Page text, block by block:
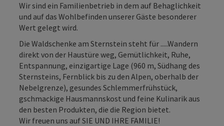
Wir sind ein Familienbetrieb in dem auf Behaglichkeit
und auf das Wohlbefinden unserer Gäste besonderer
Wert gelegt wird.
Die Waldschenke am Sternstein steht für .....Wandern
direkt von der Haustüre weg, Gemütlichkeit, Ruhe,
Entspannung, einzigartige Lage (960 m, Südhang des
Sternsteins, Fernblick bis zu den Alpen, oberhalb der
Nebelgrenze), gesundes Schlemmerfrühstück,
gschmackige Hausmannskost und feine Kulinarik aus
den besten Produkten, die die Region bietet.
Wir freuen uns auf SIE UND IHRE FAMILIE!